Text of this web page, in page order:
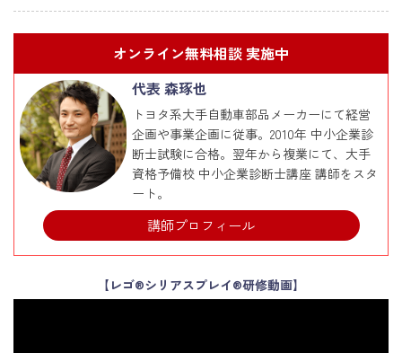
オンライン無料相談 実施中
代表 森琢也
トヨタ系大手自動車部品メーカーにて経営
企画や事業企画に従事。2010年 中小企業診
断士試験に合格。翌年から複業にて、大手
資格予備校 中小企業診断士講座 講師をスタ
ート。
講師プロフィール
【レゴ®シリアスプレイ®研修動画】